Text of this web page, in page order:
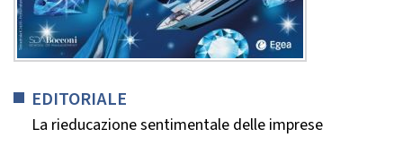
EDITORIALE
La rieducazione sentimentale delle imprese